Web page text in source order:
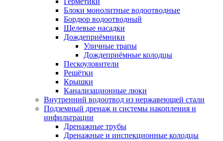
Блоки монолитные водоотводные
Бордюр водоотводный
Щелевые насадки
Дождеприёмники
Уличные трапы
Дождеприёмные колодцы
Пескоуловители
Решётки
Крышки
Канализационные люки
Внутренний водоотвод из нержавеющей стали
Подземный дренаж и системы накопления и
инфильтрации
Дренажные трубы
Дренажные и инспекционные колодцы